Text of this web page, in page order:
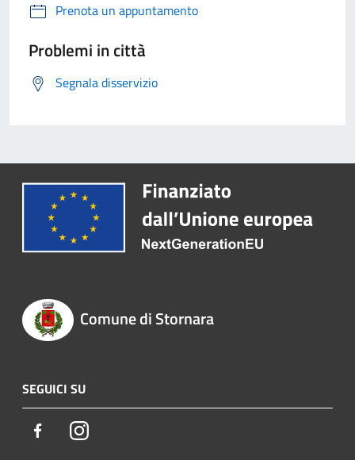
Prenota un appuntamento
Problemi in città
Segnala disservizio
Comune di Stornara
SEGUICI SU
FacebookInstagram